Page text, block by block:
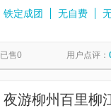
铁定成团
无自费
已售0 用户点评：
夜游柳州百里柳